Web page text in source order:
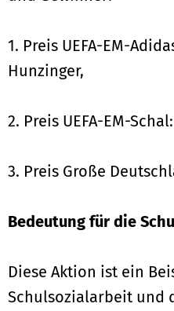
1. Preis UEFA-EM-
Hunzinger,
2. Preis UEFA-EM-
3. Preis Große
Bedeutung für die
Diese Aktion ist ein
Schulsozialarbeit und